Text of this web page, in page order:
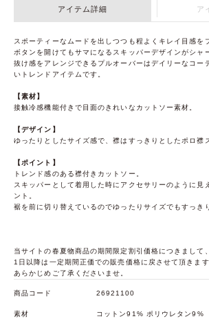
アイテム詳細 ア
スポーティーなムードを出しつつも程よくキレイ目感を
ボタンを開けてもサマになるスキッパーデザインがシャ
抜け感をアレンジできるプルオーバーはデイリーなコー
いトレンドアイテムです。
【素材】
接触冷感機能付きで目面のきれいなカットソー素材。
【デザイン】
ゆったりとしたサイズ感で、襟はすっきりとしたポロ襟
【ポイント】
トレンド感のある襟付きカットソー。
スキッパーとして着用した時にアクセサリーのように見
ント。
裾を前に切り替えているのでゆったりサイズでもすっき
当サイトの春夏物商品の期間限定割引価格につきまして
1日以降は一定期間正価での販売価格に戻させて頂きます
あらかじめご了承くださいませ。
商品コード 26921100
素材 コットン91% ポリウレタン9%